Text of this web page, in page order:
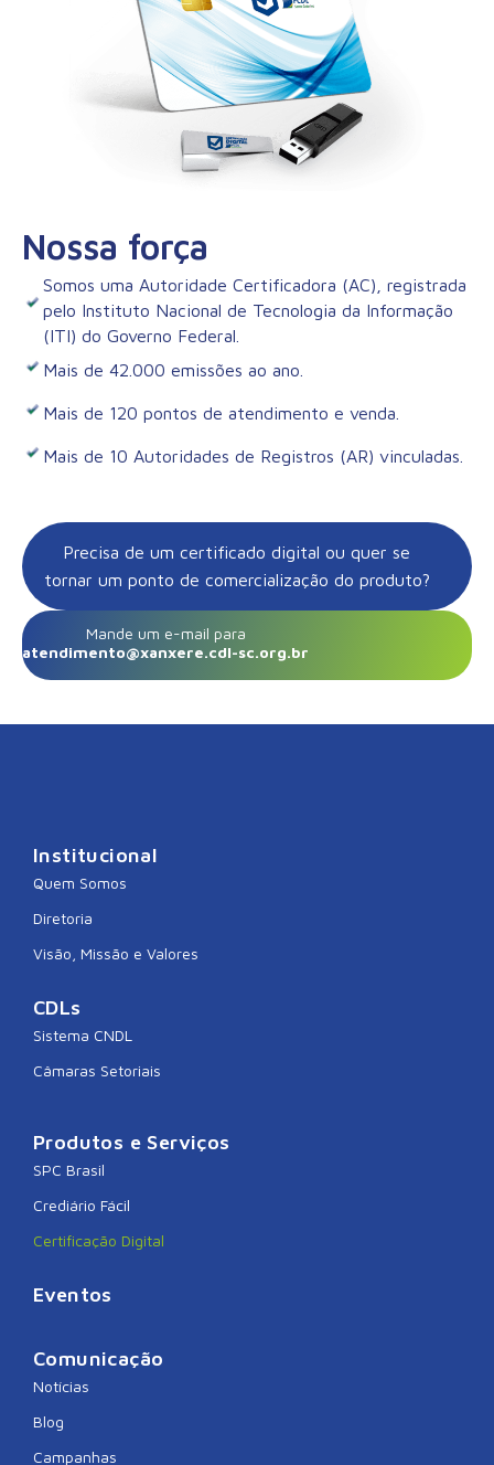
Nossa força
Somos uma Autoridade Certificadora (AC), registrada
pelo Instituto Nacional de Tecnologia da Informação
(ITI) do Governo Federal.
Mais de 42.000 emissões ao ano.
Mais de 120 pontos de atendimento e venda.
Mais de 10 Autoridades de Registros (AR) vinculadas.
Precisa de um certificado digital ou quer se
tornar um ponto de comercialização do produto?
Mande um e-mail para
atendimento@xanxere.cdl-sc.org.br
Institucional
Quem Somos
Diretoria
Visão, Missão e Valores
CDLs
Sistema CNDL
Câmaras Setoriais
Produtos e Serviços
SPC Brasil
Crediário Fácil
Certificação Digital
Eventos
Comunicação
Notícias
Blog
Campanhas